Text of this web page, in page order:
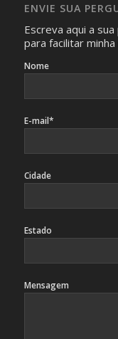
identificação da
ENVIE SUA
Escreva aqui a
para facilitar
Nome
E-mail*
Cidade
Estado
Mensagem